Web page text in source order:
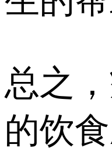
总之
的饮